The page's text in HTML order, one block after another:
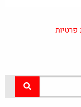
פרטיות